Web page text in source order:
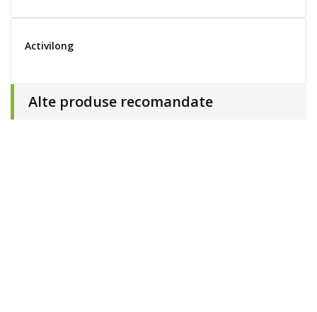
Activilong
Alte produse recomandate